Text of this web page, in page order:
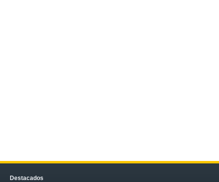
Destacados